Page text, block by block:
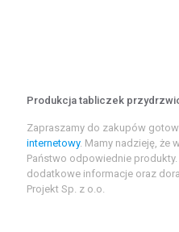
Produkcja tabliczek
Zapraszamy do zakupów
internetowy. Mamy nadzieję, że
Państwo odpowiednie
dodatkowe informacje oraz
Projekt Sp. z o.o.